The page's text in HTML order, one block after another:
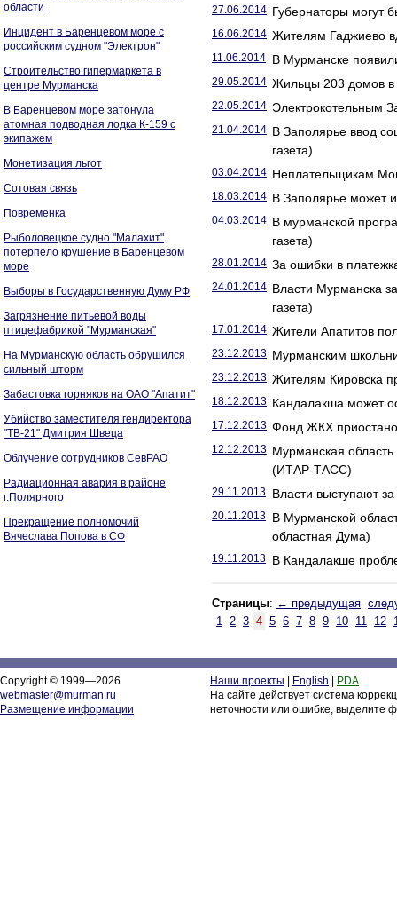
области
Инцидент в Баренцевом море с
российским судном "Электрон"
Строительство гипермаркета в
центре Мурманска
В Баренцевом море затонула
атомная подводная лодка К-159 с
экипажем
Монетизация льгот
Сотовая связь
Повременка
Рыболовецкое судно "Малахит"
потерпело крушение в Баренцевом
море
Выборы в Государственную Думу РФ
Загрязнение питьевой воды
птицефабрикой "Мурманская"
На Мурманскую область обрушился
сильный шторм
Забастовка горняков на ОАО "Апатит"
Убийство заместителя гендиректора
"ТВ-21" Дмитрия Швеца
Облучение сотрудников СевРАО
Радиационная авария в районе
г.Полярного
Прекращение полномочий
Вячеслава Попова в СФ
27.06.2014 Губернаторы могут
16.06.2014 Жителям Гаджиево
11.06.2014 В Мурманске
29.05.2014 Жильцы 203 домов в
22.05.2014 Электрокотельным
21.04.2014 В Заполярье ввод
газета)
03.04.2014 Неплательщикам
18.03.2014 В Заполярье может
04.03.2014 В мурманской
газета)
28.01.2014 За ошибки в
24.01.2014 Власти Мурманска
газета)
17.01.2014 Жители Апатитов
23.12.2013 Мурманским
23.12.2013 Жителям Кировска
18.12.2013 Кандалакша может
17.12.2013 Фонд ЖКХ
12.12.2013 Мурманская
(ИТАР-ТАСС)
29.11.2013 Власти выступают
20.11.2013 В Мурманской
областная Дума)
19.11.2013 В Кандалакше
Страницы: ← предыдущая
1 2 3 4 5 6 7 8 9 10 11 12
Copyright © 1999—2026
webmaster@murman.ru
Размещение информации
Наши проекты English
PDA
На сайте действует система
неточности или ошибке, выделите